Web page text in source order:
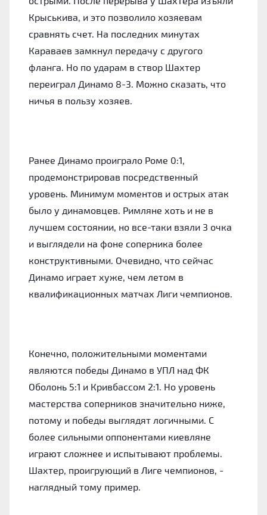
Крыськива, и это позволило хозяевам
сравнять счет. На последних минутах
Караваев замкнул передачу с другого
фланга. Но по ударам в створ Шахтер
переиграл Динамо 8-3. Можно сказать, что
ничья в пользу хозяев.
Ранее Динамо проиграло Роме 0:1,
продемонстрировав посредственный
уровень. Минимум моментов и острых атак
было у динамовцев. Римляне хоть и не в
лучшем состоянии, но все-таки взяли 3 очка
и выглядели на фоне соперника более
конструктивными. Очевидно, что сейчас
Динамо играет хуже, чем летом в
квалификационных матчах Лиги чемпионов.
Конечно, положительными моментами
являются победы Динамо в УПЛ над ФК
Оболонь 5:1 и Кривбассом 2:1. Но уровень
мастерства соперников значительно ниже,
потому и победы выглядят логичными. С
более сильными оппонентами киевляне
играют сложнее и испытывают проблемы.
Шахтер, проигрующий в Лиге чемпионов, -
наглядный тому пример.